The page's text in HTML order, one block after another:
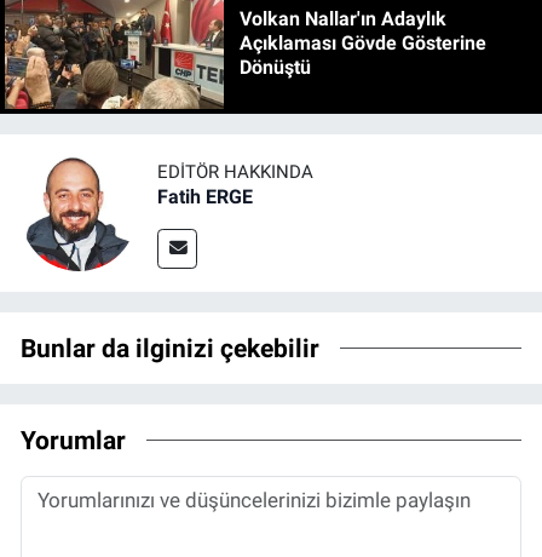
Volkan Nallar'ın Adaylık
Açıklaması Gövde Gösterine
Dönüştü
EDITÖR HAKKINDA
Fatih ERGE
Bunlar da ilginizi çekebilir
Yorumlar